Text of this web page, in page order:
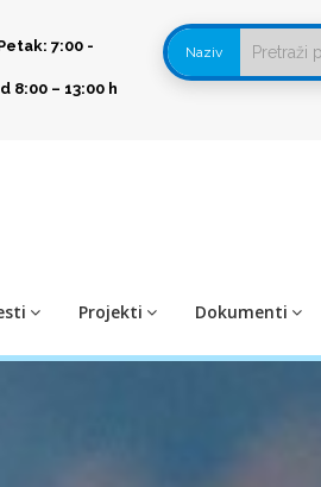
7:00 -
8:00 – 13:00 h
Naziv
Projekti Dokumenti